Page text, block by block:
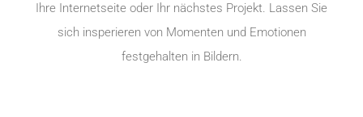
Ihre Internetseite oder Ihr nächstes Projekt. Lassen Sie
sich insperieren von Momenten und Emotionen
festgehalten in Bildern.